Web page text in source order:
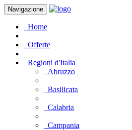
Navigazione
Home
Offerte
Regioni d'Italia
Abruzzo
Basilicata
Calabria
Campania